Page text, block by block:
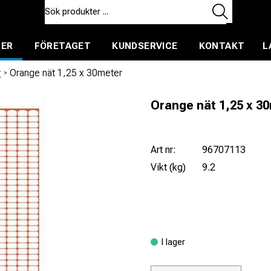
FÖRETAGET KUNDSERVICE KONTAKT
/ Orange nät 1,25 x 30meter
Orange nät 1,25 x
Art nr:
96707113
Vikt (kg)
9.2
I lager